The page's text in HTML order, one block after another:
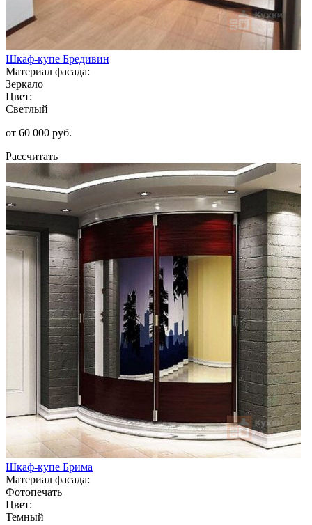
Шкаф-купе Бредивин
Материал фасада:
Зеркало
Цвет:
Светлый
от 60 000 руб.
Рассчитать
Шкаф-купе Брима
Материал фасада:
Фотопечать
Цвет:
Темный